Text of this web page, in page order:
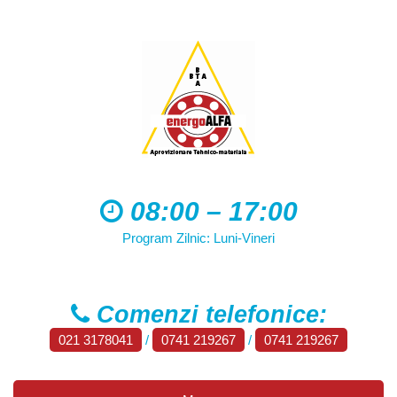
08:00 – 17:00
Program Zilnic: Luni-Vineri
Comenzi telefonice:
021 3178041 / 0741 219267 / 0741 219267